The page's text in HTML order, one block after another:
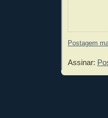
Postagem
Assinar: